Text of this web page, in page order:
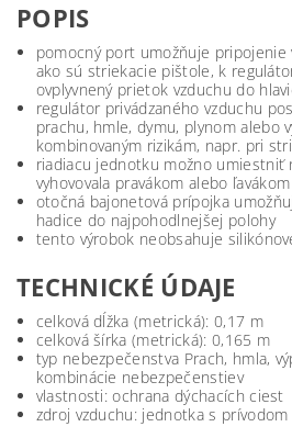
POPIS
pomocný port umožňuje pripojenie
ako sú striekacie pištole, k
ovplyvnený prietok vzduchu do
regulátor privádzaného vzduchu
prachu, hmle, dymu, plynom alebo
kombinovaným rizikám, napr. pri
riadiacu jednotku možno umiestniť
vyhovovala pravákom alebo ľavákom
otočná bajonetová prípojka
hadice do najpohodlnejšej polohy
tento výrobok neobsahuje
TECHNICKÉ ÚDAJE
celková dĺžka (metrická): 0,17 m
celková šírka (metrická): 0,165 m
typ nebezpečenstva Prach, hmla,
kombinácie nebezpečenstiev
vlastnosti: ochrana dýchacích ciest
zdroj vzduchu: jednotka s prívodom